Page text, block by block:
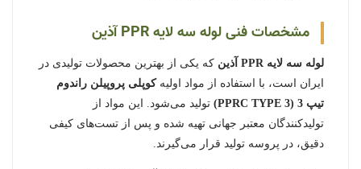
مشخصات فنی لوله سه لایه PPR آذین
لوله سه لایه PPR آذین
که یکی از بهترین محصولات تولیدی در
ایران است، با استفاده از مواد اولیهکوپلی پروپیلن راندوم
تیپ 3 (PPRC TYPE 3)
تولید می‌شود. این مواد از
تولیدکنندگان معتبر جهانی تهیه شده و پس از تست‌های کیفی
دقیق، در پروسه تولید قرار می‌گیرند.